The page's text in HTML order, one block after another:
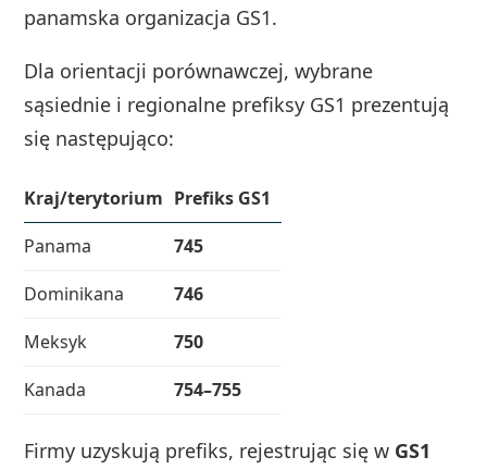
panamska organizacja GS1.
Dla orientacji porównawczej, wybrane
sąsiednie i regionalne prefiksy GS1 prezentują
się następująco:
Kraj/terytorium Prefiks GS1
Panama
745
Dominikana
746
Meksyk
750
Kanada
754–755
Firmy uzyskują prefiks, rejestrując się w GS1